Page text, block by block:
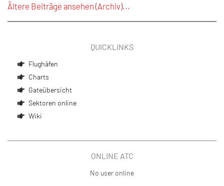
QUICKLINKS
Flughäfen
Charts
Gateübersicht
Sektoren online
Wiki
ONLINE ATC
No user online
Ältere Beiträge ansehen (Archiv)...